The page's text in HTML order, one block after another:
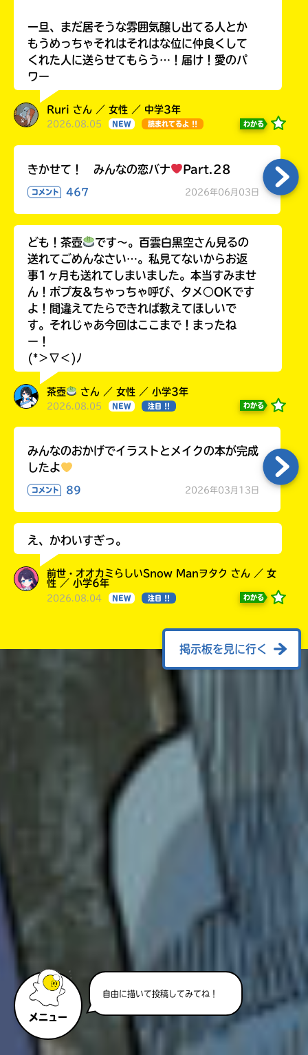
メニュー
自由に描いて投稿してみてね！
一旦、まだ居そうな雰囲気醸し出てる人とか
もうめっちゃそれはそれはな位に仲良くして
くれた人に送らせてもらう…！届け！愛のパ
ワー
Ruri さん ／ 女性 ／ 中学3年
2026.08.05 NEW 読まれてるよ !! わかる
きかせて！ みんなの恋バナ Part.28
コメント 467 2026年06月03日
ども！茶壺
です～。百雲白黒空さん見るの
送れてごめんなさい…。私見てないからお返
事1ヶ月も送れてしまいました。本当すみませ
ん！ポプ友&ちゃっちゃ呼び、タメ○OKです
よ！間違えてたらできれば教えてほしいで
す。それじゃあ今回はここまで！まったね
ー！
(*＞∇＜)ﾉ
茶壺 さん ／ 女性 ／ 小学3年
2026.08.05 NEW 注目 !! わかる
みんなのおかげでイラストとメイクの本が完成
したよ
コメント 89 2026年03月13日
え、かわいすぎっ。
前世・オオカミらしいSnow Manヲタク さん ／ 女
性 ／ 小学6年
2026.08.04 NEW 注目 !! わかる
掲示板を見に行く